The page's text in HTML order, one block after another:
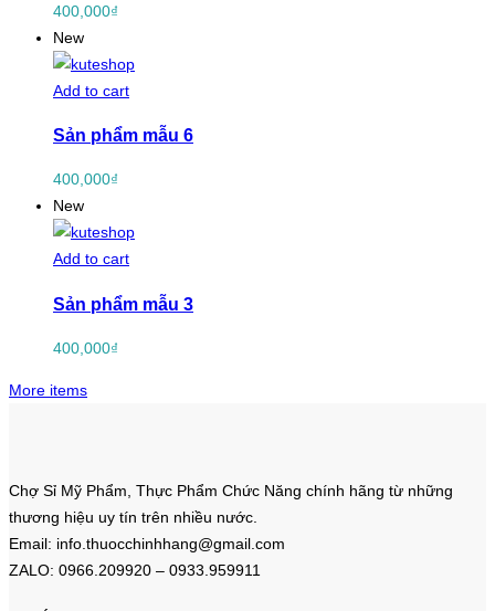
400,000₫
New
Add to cart
Sản phẩm mẫu 6
400,000₫
New
Add to cart
Sản phẩm mẫu 3
400,000₫
More items
Chợ Sỉ Mỹ Phẩm, Thực Phẩm Chức Năng chính hãng từ những
thương hiệu uy tín trên nhiều nước.
Email: info.thuocchinhhang@gmail.com
ZALO: 0966.209920 – 0933.959911